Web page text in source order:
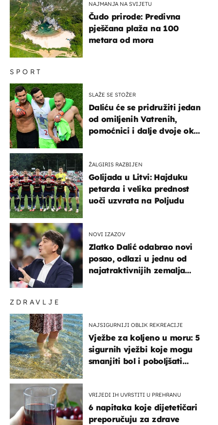
ZDRAVLJE
NAJSIGURNIJI OBLIK REKREACIJE
Vježbe za koljeno u moru: 5
sigurnih vježbi koje mogu
smanjiti bol i poboljšati
VRIJEDI IH UVRSTITI U PREHRANU
6 napitaka koje dijetetičari
preporučuju za zdrave
SPORT
SLAŽE SE STOŽER
Daliću će se pridružiti jedan
od omiljenih Vatrenih,
pomoćnici i dalje dvoje oko
ŽALGIRIS RAZBIJEN
Golijada u Litvi: Hajduku
petarda i velika prednost
uoči uzvrata na Poljudu
NOVI IZAZOV
Zlatko Dalić odabrao novi
posao, odlazi u jednu od
najatraktivnijih zemalja
NAJMANJA NA SVIJETU
Čudo prirode: Predivna
pješčana plaža na 100
metara od mora